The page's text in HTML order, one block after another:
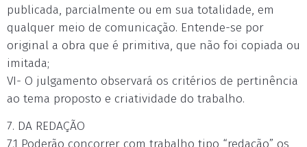
publicada, parcialmente ou em sua totalidade, em
qualquer meio de comunicação. Entende-se por
original a obra que é primitiva, que não foi copiada ou
imitada;
VI- O julgamento observará os critérios de pertinência
ao tema proposto e criatividade do trabalho.
7. DA REDAÇÃO
7.1 Poderão concorrer com trabalho tipo “redação” os